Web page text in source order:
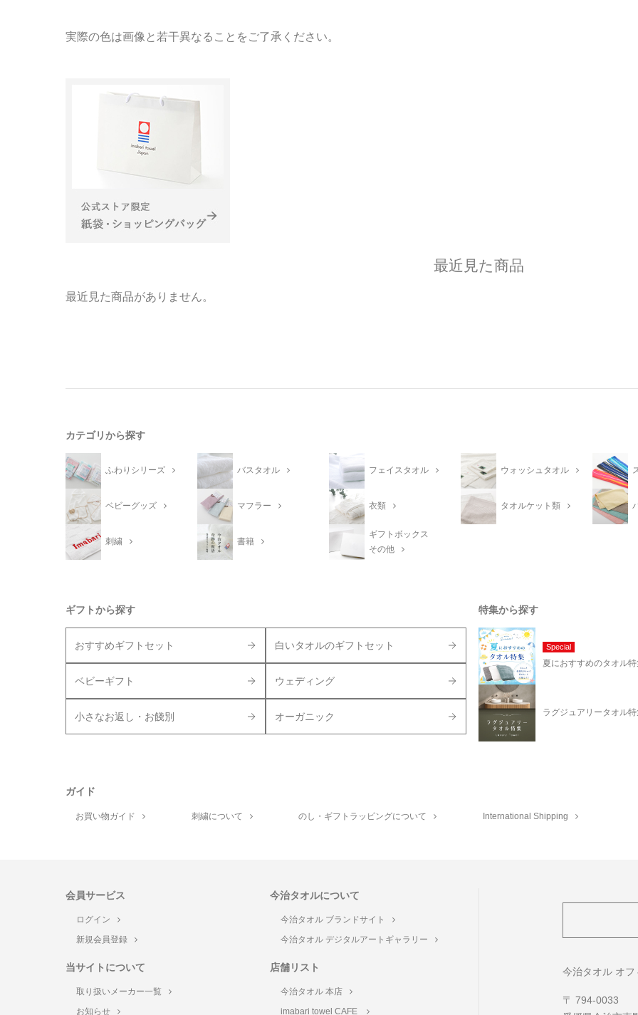
実際の色は画像と若干異なることをご了承ください。
最近見た商品
最近見た商品がありません。
カテゴリから探す
ふわりシリーズ バスタオル フェイスタオル ウォッシュタオル
ベビーグッズ マフラー 衣類 タオルケット類
刺繍 書籍
ギフトボックス
その他
ギフトから探す
おすすめギフトセット 白いタオルのギフトセット
ベビーギフト ウェディング
小さなお返し・お餞別 オーガニック
特集から探す
Special
夏におすすめのタオル
ラグジュアリータオル
ガイド
お買い物ガイド 刺繍について のし・ギフトラッピングについて International Shipping
会員サービス
ログイン
新規会員登録
今治タオルについて
今治タオル ブランドサイト
今治タオル デジタルアートギャラリー
当サイトについて
取り扱いメーカー一覧
お知らせ
店舗リスト
今治タオル 本店
imabari towel CAFE
今治タオル オ
〒 794-0033